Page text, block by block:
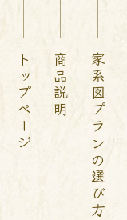
トップページ 商品説明 家系図プランの選び方